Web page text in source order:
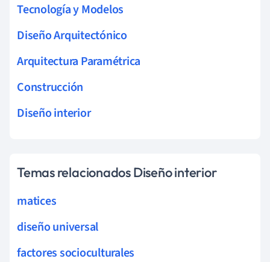
Tecnología y Modelos
Diseño Arquitectónico
Arquitectura Paramétrica
Construcción
Diseño interior
Temas relacionados Diseño interior
matices
diseño universal
factores socioculturales